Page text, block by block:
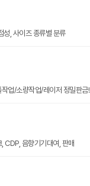
, 사이즈 종류별 분류
업/소량작업/레이저 정밀판금!
CDP, 음향기기대여, 판매